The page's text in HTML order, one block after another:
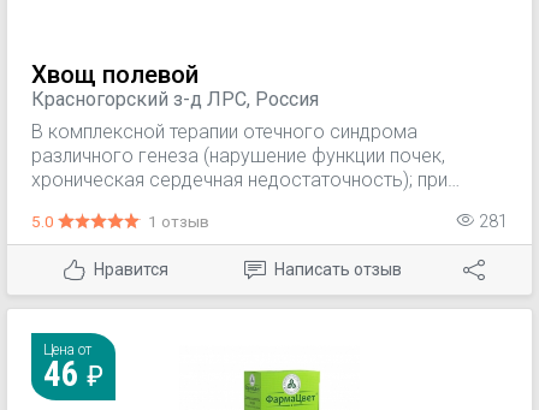
Хвощ полевой
Красногорский з-д ЛРС, Россия
В комплексной терапии отечного синдрома
различного генеза (нарушение функции почек,
хроническая сердечная недостаточность); при
мочевыводящих путей (цистит, уретрит
5.0 1 отзыв 281
Нравится Написать отзыв
Цена от
46